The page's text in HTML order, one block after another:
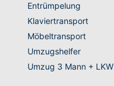
Entrümpelung
Klaviertransport
Möbeltransport
Umzugshelfer
Umzug 3 Mann + LKW